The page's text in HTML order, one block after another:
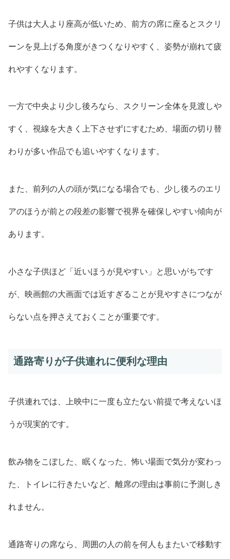
子供は大人より座高が低いため、前方の席に座るとスクリ
ーンを見上げる角度がきつくなりやすく、姿勢が崩れて疲
れやすくなります。
一方で中央より少し後ろなら、スクリーン全体を見渡しや
すく、視線を大きく上下させずにすむため、場面の切り替
わりが多い作品でも追いやすくなります。
また、前列の人の頭が気になる場合でも、少し後ろのエリ
アのほうが前との段差の影響で視界を確保しやすい傾向が
あります。
小さな子供ほど「近いほうが見やすい」と思いがちです
が、映画館の大画面では近すぎることが見やすさにつなが
らない点を押さえておくことが重要です。
通路寄りが子供連れに便利な理由
子供連れでは、上映中に一度も立たない前提で考えないほ
うが現実的です。
飲み物をこぼした、眠くなった、怖い場面で気分が変わっ
た、トイレに行きたいなど、離席の理由は事前に予測しき
れません。
通路寄りの席なら、周囲の人の前を何人もまたいで移動す